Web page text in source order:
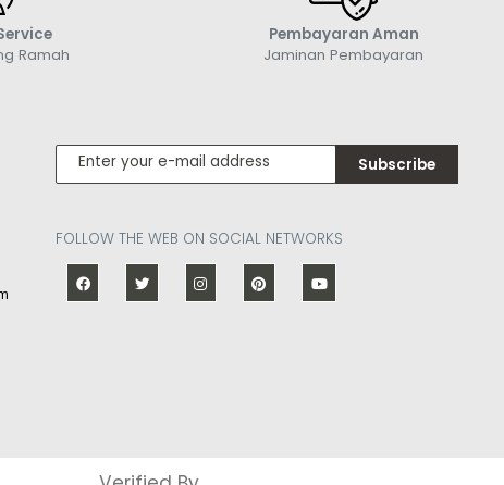
Ramah
Pembayaran Aman
Jaminan Pembayaran
Subscribe
FOLLOW THE WEB ON SOCIAL NETWORKS